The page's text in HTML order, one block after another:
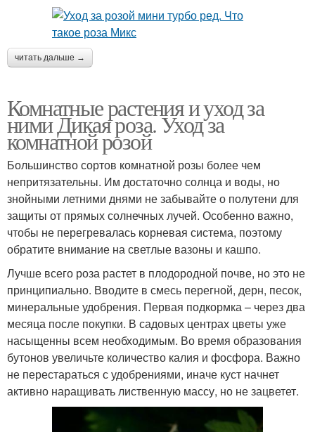
читать дальше →
Комнатные растения и уход за
ними Дикая роза. Уход за
комнатной розой
Большинство сортов комнатной розы более чем
непритязательны. Им достаточно солнца и воды, но
знойными летними днями не забывайте о полутени для
защиты от прямых солнечных лучей. Особенно важно,
чтобы не перегревалась корневая система, поэтому
обратите внимание на светлые вазоны и кашпо.
Лучше всего роза растет в плодородной почве, но это не
принципиально. Вводите в смесь перегной, дерн, песок,
минеральные удобрения. Первая подкормка – через два
месяца после покупки. В садовых центрах цветы уже
насыщенны всем необходимым. Во время образования
бутонов увеличьте количество калия и фосфора. Важно
не перестараться с удобрениями, иначе куст начнет
активно наращивать лиственную массу, но не зацветет.